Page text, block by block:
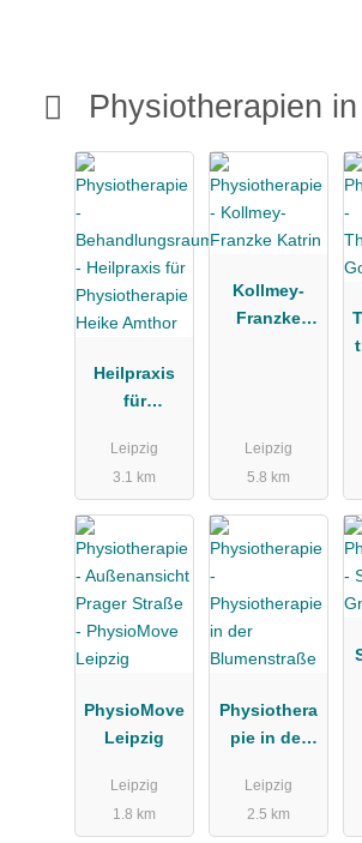
Physiotherapien
Heilpraxis
für
pie Heike
Amthor
Leipzig
3.1 km
Kollmey-
Franzke
Leipzig
5.8 km
PhysioMove
Leipzig
Leipzig
1.8 km
Physiothera
pie in der
e
Leipzig
2.5 km